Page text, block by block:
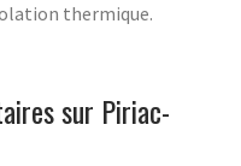
thermique.
sur Piriac-